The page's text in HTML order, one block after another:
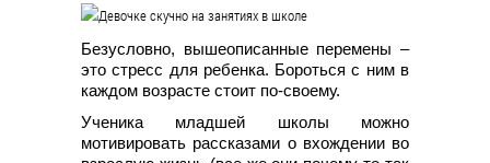
Безусловно, вышеописанные перемены –
это стресс для ребенка. Бороться с ним в
каждом возрасте стоит по-своему.
Ученика младшей школы можно
мотивировать рассказами о вхождении во